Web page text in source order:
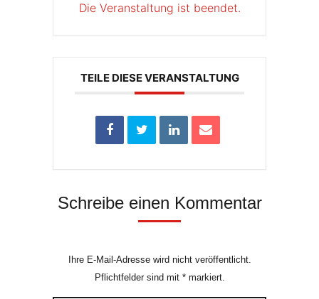
Die Veranstaltung ist beendet.
TEILE DIESE VERANSTALTUNG
Schreibe einen Kommentar
Ihre E-Mail-Adresse wird nicht veröffentlicht.
Pflichtfelder sind mit *markiert.